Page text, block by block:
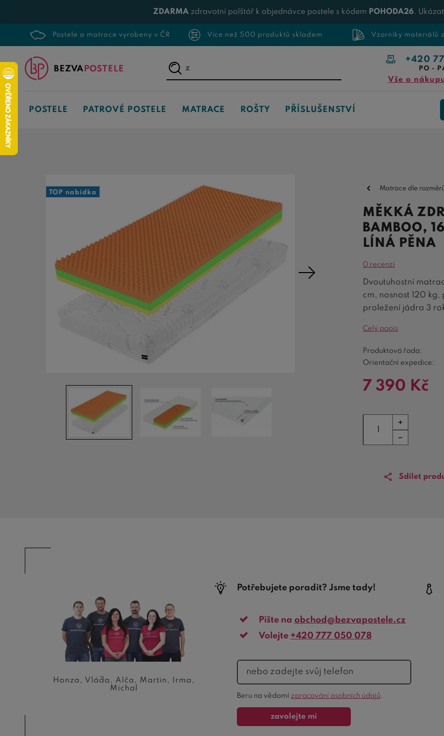
ZDARMA zdravotní polštář k objednávce postele s kódem POHODA26.
Postele a matrace vyrobeny v ČR Více než 500 produktů skladem Vzorníky materiálů
Napište,
co
hledáte...
+420
PO -
Vše o
POSTELE PATROVÉ POSTELE MATRACE ROŠTY PŘÍSLUŠENSTVÍ
Matrace dle
MĚKKÁ
BAMBOO,
LÍNÁ PĚNA
0 recenzí
Dvoutuhostní
cm, nosnost 120
proležení jádra 3
Celý popis
TOP nabídka
Produktová řada:
Orientační expedice:
7 390 Kč
Sdílet
Honza, Vláďa, Alča, Martin, Irma,
Michal
Potřebujete poradit? Jsme tady!
Pište na obchod@bezvapostele.cz
Volejte +420 777 050 078
telefon
formuláře
Beru na vědomí zpracování osobních údajů .
zavolejte mi